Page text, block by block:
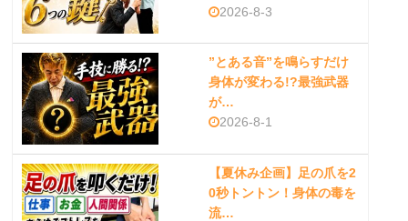
2026-8-3
”とある音”を鳴らすだけ
身体が変わる!?最強武器
が…
2026-8-1
【夏休み企画】足の爪を2
0秒トントン！身体の毒を
流…